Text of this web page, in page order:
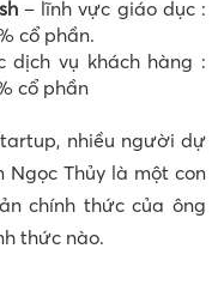
– lĩnh vực giáo dục :
cổ phần.
vụ khách hàng :
cổ phần
nhiều người dự
Thủy là một con
chính thức của ông
thức nào.